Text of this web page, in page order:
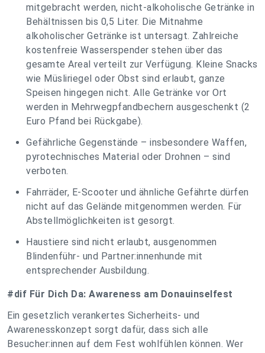
mitgebracht werden, nicht-alkoholische Getränke in
Behältnissen bis 0,5 Liter. Die Mitnahme
alkoholischer Getränke ist untersagt. Zahlreiche
kostenfreie Wasserspender stehen über das
gesamte Areal verteilt zur Verfügung. Kleine Snacks
wie Müsliriegel oder Obst sind erlaubt, ganze
Speisen hingegen nicht. Alle Getränke vor Ort
werden in Mehrwegpfandbechern ausgeschenkt (2
Euro Pfand bei Rückgabe).
Gefährliche Gegenstände – insbesondere Waffen,
pyrotechnisches Material oder Drohnen – sind
verboten.
Fahrräder, E-Scooter und ähnliche Gefährte dürfen
nicht auf das Gelände mitgenommen werden. Für
Abstellmöglichkeiten ist gesorgt.
Haustiere sind nicht erlaubt, ausgenommen
Blindenführ- und Partner:innenhunde mit
entsprechender Ausbildung.
#dif Für Dich Da: Awareness am Donauinselfest
Ein gesetzlich verankertes Sicherheits- und
Awarenesskonzept sorgt dafür, dass sich alle
Besucher:innen auf dem Fest wohlfühlen können. Wer